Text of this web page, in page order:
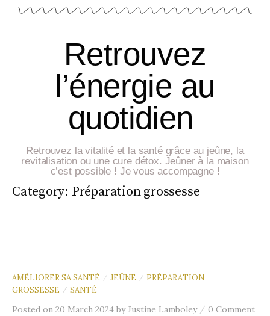
Retrouvez
l’énergie au
quotidien
Retrouvez la vitalité et la santé grâce au jeûne, la
revitalisation ou une cure détox. Jeûner à la maison
c’est possible ! Je vous accompagne !
Category: Préparation grossesse
AMÉLIORER SA SANTÉ / JEÛNE / PRÉPARATION
GROSSESSE
/ SANTÉ
Posted on 20 March 2024 byJustine Lamboley / 0 Comment